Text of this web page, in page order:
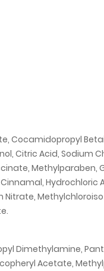
Cocamidopropyl
Citric Acid, Sodium
Methylparaben,
Hydrochloric
Dimethylamine,
Acetate,